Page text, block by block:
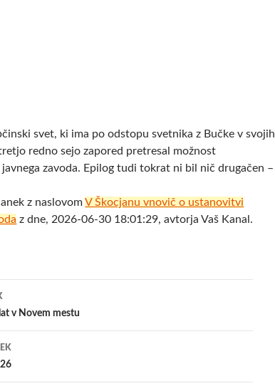
svet, ki ima po odstopu svetnika z Bučke v svojih
redno sejo zapored pretresal možnost
zavoda. Epilog tudi tokrat ni bil nič drugačen –
z naslovomV Škocjanu vnovič o ustanovitvi
z dne, 2026-06-30 18:01:29, avtorja Vaš Kanal.
v Novem mestu